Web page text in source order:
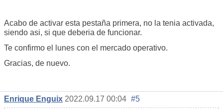
Acabo de activar esta pestaña primera, no la tenia activada,
siendo asi, si que deberia de funcionar.
Te confirmo el lunes con el mercado operativo.
Gracias, de nuevo.
Enrique Enguix 2022.09.17 00:04 #5